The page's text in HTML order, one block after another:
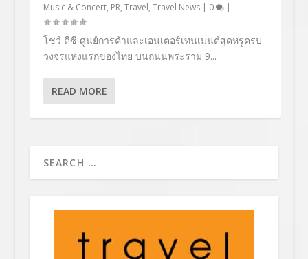
Music & Concert, PR, Travel, Travel News| 0 |
โชว์ ดีซี ศูนย์การค้าและเอนเตอร์เทนเมนต์สุดหรูครบ
วงจรแห่งแรกของไทย บนถนนพระราม 9...
READ MORE